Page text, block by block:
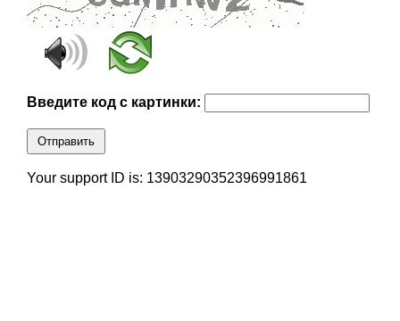
Введите код с картинки:
Отправить
Your support ID is: 13903290352396991861